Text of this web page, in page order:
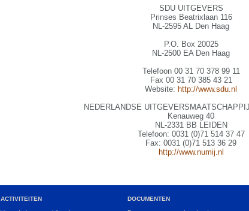
SDU UITGEVERS
Prinses Beatrixlaan 116
NL-2595 AL Den Haag
P.O. Box 20025
NL-2500 EA Den Haag
Telefoon 00 31 70 378 99 11
Fax 00 31 70 385 43 21
Website: http://www.sdu.nl
NEDERLANDSE
Kenauweg 40
NL-2331 BB LEIDEN
Telefoon: 0031 (0)71 514 37 47
Fax: 0031 (0)71 513 36 29
http://www.numij.nl
ACTIVITEITEN DOCUMENTEN